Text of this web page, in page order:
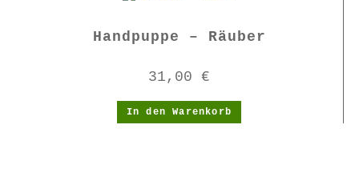
Handpuppe – Räuber
31,00 €
In den Warenkorb